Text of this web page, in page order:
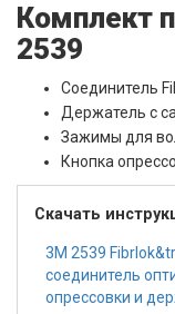
Комплект
2539
Соединитель
Держатель с
Зажимы для
Кнопка
Скачать
3M 2539
соединитель
опрессовки и